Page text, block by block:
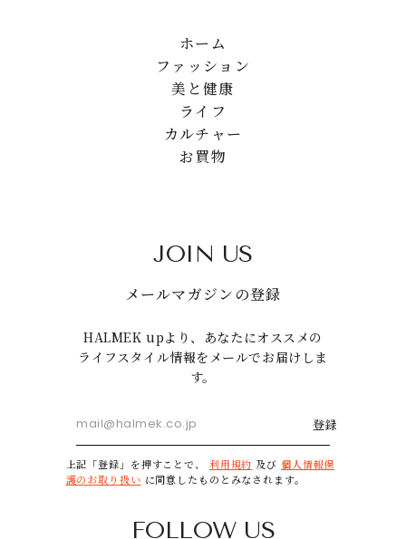
ホーム
ファッション
美と健康
ライフ
カルチャー
お買物
JOIN US
メールマガジンの登録
HALMEK upより、あなたにオススメの
ライフスタイル情報をメールでお届けしま
す。
登録
上記「登録」を押すことで、 利用規約 及び 個人情報保
護のお取り扱い に同意したものとみなされます。
FOLLOW US